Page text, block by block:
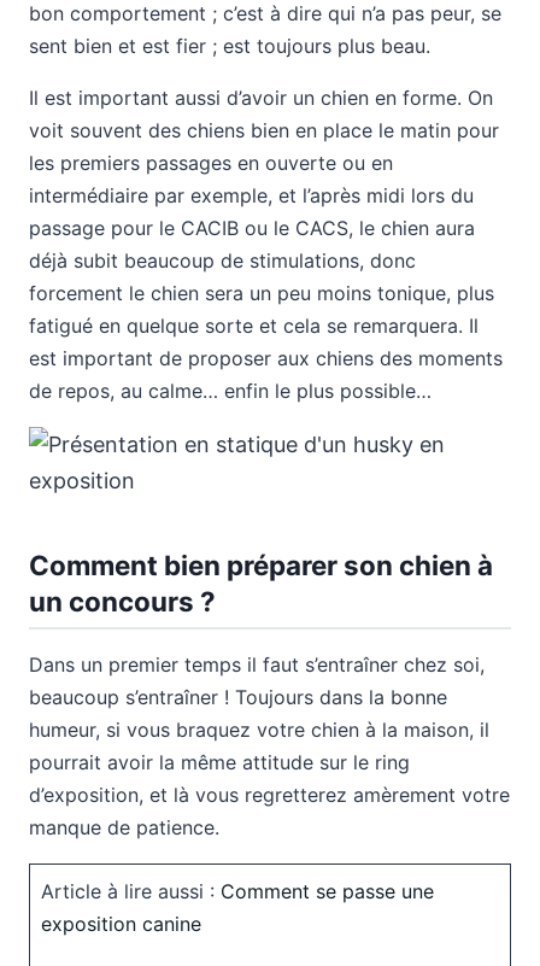
bon comportement ; c’est à dire qui n’a pas peur, se
sent bien et est fier ; est toujours plus beau.
Il est important aussi d’avoir un chien en forme. On
voit souvent des chiens bien en place le matin pour
les premiers passages en ouverte ou en
intermédiaire par exemple, et l’après midi lors du
passage pour le CACIB ou le CACS, le chien aura
déjà subit beaucoup de stimulations, donc
forcement le chien sera un peu moins tonique, plus
fatigué en quelque sorte et cela se remarquera. Il
est important de proposer aux chiens des moments
de repos, au calme… enfin le plus possible…
Comment bien préparer son chien à
un concours ?
Dans un premier temps il faut s’entraîner chez soi,
beaucoup s’entraîner ! Toujours dans la bonne
humeur, si vous braquez votre chien à la maison, il
pourrait avoir la même attitude sur le ring
d’exposition, et là vous regretterez amèrement votre
manque de patience.
Article à lire aussi : Comment se passe une
exposition canine